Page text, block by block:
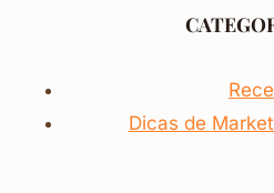
Dicas de